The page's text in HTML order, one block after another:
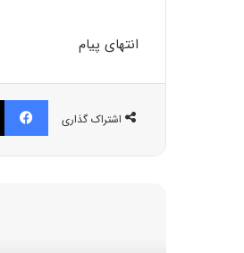
انتهای پیام
اشتراک گذاری